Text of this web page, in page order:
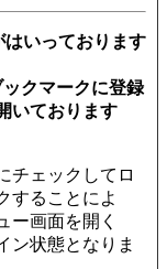
いっております
クマークに登録
いております
チェックしてロ
することによ
ー画面を開く
ン状態となりま